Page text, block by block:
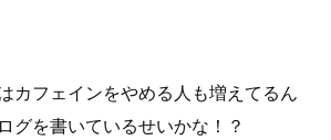
カフェインをやめる人も増えてるん
グを書いているせいかな！？